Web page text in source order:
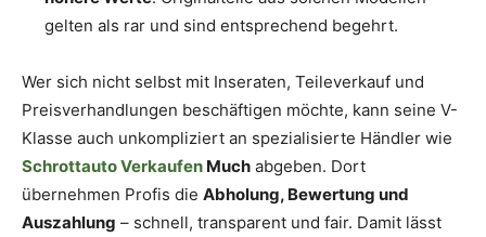
gelten als rar und sind entsprechend begehrt.
Wer sich nicht selbst mit Inseraten, Teileverkauf und
Preisverhandlungen beschäftigen möchte, kann seine V-
Klasse auch unkompliziert an spezialisierte Händler wie
Schrottauto Verkaufen Much abgeben. Dort
übernehmen Profis die Abholung, Bewertung und
Auszahlung – schnell, transparent und fair. Damit lässt